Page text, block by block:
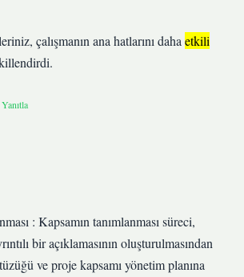
çalışmanın ana hatlarını daha etkili
Yanıtla
: Kapsamın tanımlanması süreci,
bir açıklamasının oluşturulmasından
ve proje kapsamı yönetim planına